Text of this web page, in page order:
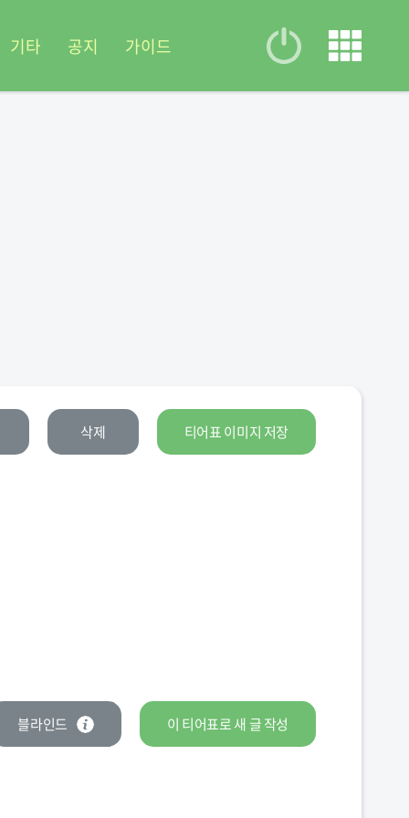
기타 공지 가이드
삭제 티어표 이미지 저장
블라인드 이 티어표로새 글작성